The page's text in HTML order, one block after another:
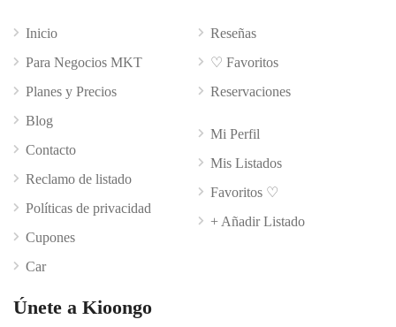
Inicio
Para Negocios MKT
Planes y Precios
Blog
Contacto
Reclamo de listado
Políticas de privacidad
Cupones
Car
Reseñas
♡ Favoritos
Reservaciones
Mi Perfil
Mis Listados
Favoritos ♡
+ Añadir Listado
Únete a Kioongo